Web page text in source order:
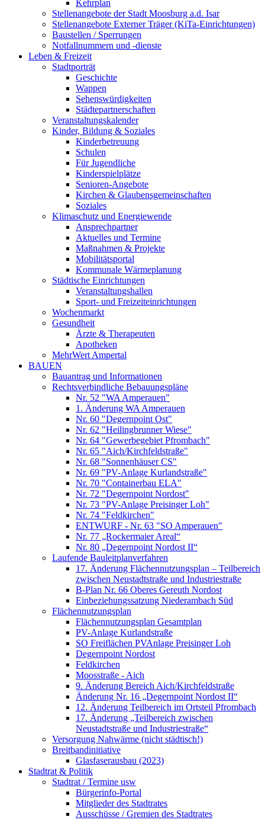
Kehrplan
Stellenangebote der Stadt Moosburg a.d. Isar
Stellenangebote Externer Träger (KiTa-Einrichtungen)
Baustellen / Sperrungen
Notfallnummern und -dienste
Leben & Freizeit
Stadtporträt
Geschichte
Wappen
Sehenswürdigkeiten
Städtepartnerschaften
Veranstaltungskalender
Kinder, Bildung & Soziales
Kinderbetreuung
Schulen
Für Jugendliche
Kinderspielplätze
Senioren-Angebote
Kirchen & Glaubensgemeinschaften
Soziales
Klimaschutz und Energiewende
Ansprechpartner
Aktuelles und Termine
Maßnahmen & Projekte
Mobilitätsportal
Kommunale Wärmeplanung
Städtische Einrichtungen
Veranstaltungshallen
Sport- und Freizeiteinrichtungen
Wochenmarkt
Gesundheit
Ärzte & Therapeuten
Apotheken
MehrWert Ampertal
BAUEN
Bauantrag und Informationen
Rechtsverbindliche Bebauungspläne
Nr. 52 "WA Amperauen"
1. Änderung WA Amperauen
Nr. 60 "Degernpoint Ost"
Nr. 62 "Heilingbrunner Wiese"
Nr. 64 "Gewerbegebiet Pfrombach"
Nr. 65 "Aich/Kirchfeldstraße"
Nr. 68 "Sonnenhäuser CS"
Nr. 69 "PV-Anlage Kurlandstraße"
Nr. 70 "Containerbau ELA"
Nr. 72 "Degernpoint Nordost"
Nr. 73 "PV-Anlage Preisinger Loh"
Nr. 74 "Feldkirchen"
ENTWURF - Nr. 63 "SO Amperauen"
Nr. 77 „Rockermaier Areal“
Nr. 80 „Degernpoint Nordost II“
Laufende Bauleitplanverfahren
17. Änderung Flächennutzungsplan – Teilbereich
zwischen Neustadtstraße und Industriestraße
B-Plan Nr. 66 Oberes Gereuth Nordost
Einbeziehungssatzung Niederambach Süd
Flächennutzungsplan
Flächennutzungsplan Gesamtplan
PV-Anlage Kurlandstraße
SO Freiflächen PV­Anlage Preisinger Loh
Degernpoint Nordost
Feldkirchen
Moosstraße - Aich
9. Änderung Bereich Aich/Kirchfeldstraße
Änderung Nr. 16 „Degernpoint Nordost II“
12. Änderung Teilbereich im Ortsteil Pfrombach
17. Änderung „Teilbereich zwischen
Neustadtstraße und Industriestraße“
Versorgung Nahwärme (nicht städtisch!)
Breitbandinitiative
Glasfaserausbau (2023)
Stadtrat & Politik
Stadtrat / Termine usw
Bürgerinfo-Portal
Mitglieder des Stadtrates
Ausschüsse / Gremien des Stadtrates